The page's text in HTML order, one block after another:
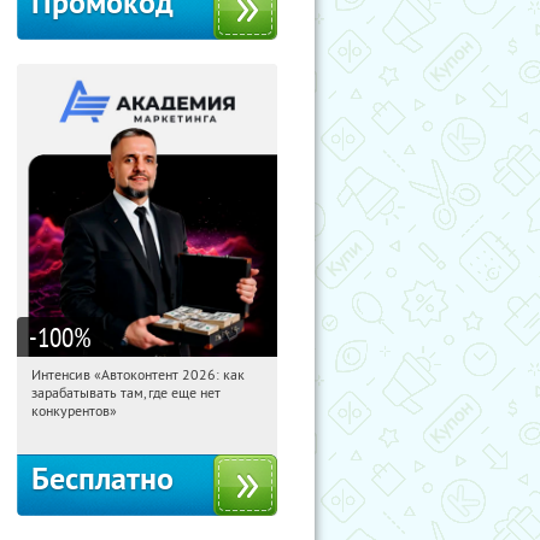
-100%
19:28:26 Получили:
Россия
Интенсив «Автоконтент 2026: как
зарабатывать там, где еще нет
конкурентов»
Бесплатно